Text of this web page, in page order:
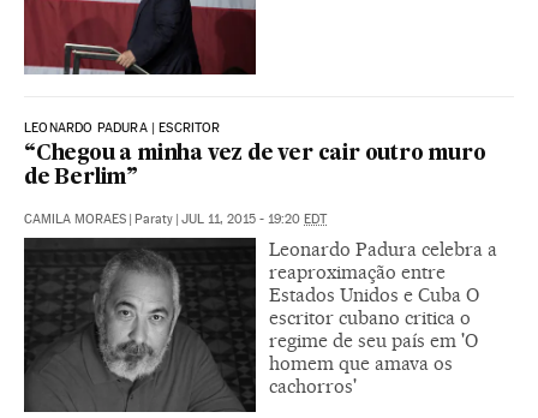
LEONARDO PADURA | ESCRITOR
“Chegou a minha vez de ver cair outro muro
de Berlim”
CAMILA MORAES | Paraty | JUL 11, 2015 - 19:20 EDT
Leonardo Padura celebra a
reaproximação entre
Estados Unidos e Cuba O
escritor cubano critica o
regime de seu país em 'O
homem que amava os
cachorros'